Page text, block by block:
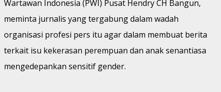
Wartawan Indonesia (PWI) Pusat Hendry CH Bangun,
meminta jurnalis yang tergabung dalam wadah
organisasi profesi pers itu agar dalam membuat berita
terkait isu kekerasan perempuan dan anak senantiasa
mengedepankan sensitif gender.